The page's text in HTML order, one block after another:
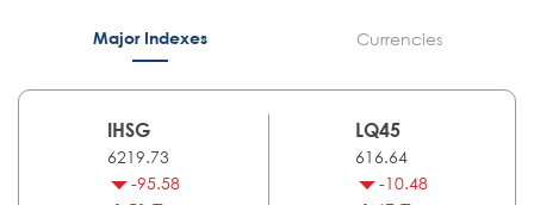
Major Indexes Currencies
IHSG
6219.73
-95.58
LQ45
616.64
-10.48